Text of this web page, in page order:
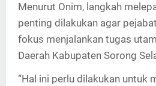
Menurut Onim, langkah
penting dilakukan agar
fokus menjalankan tugas
Daerah Kabupaten Sorong
“Hal ini perlu dilakukan untuk